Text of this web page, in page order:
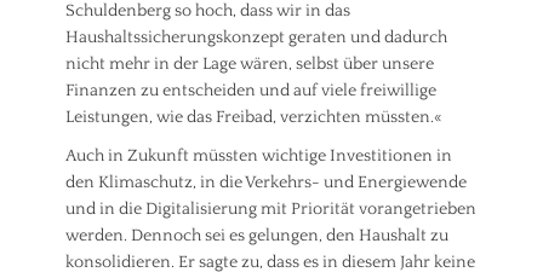
Schuldenberg so hoch, dass wir in das
Haushaltssicherungskonzept geraten und dadurch
nicht mehr in der Lage wären, selbst über unsere
Finanzen zu entscheiden und auf viele freiwillige
Leistungen, wie das Freibad, verzichten müssten.«
Auch in Zukunft müssten wichtige Investitionen in
den Klimaschutz, in die Verkehrs- und Energiewende
und in die Digitalisierung mit Priorität vorangetrieben
werden. Dennoch sei es gelungen, den Haushalt zu
konsolidieren. Er sagte zu, dass es in diesem Jahr keine